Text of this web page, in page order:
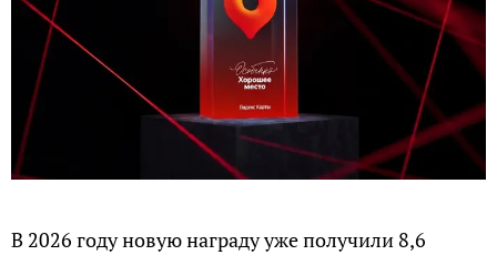
В 2026 году новую награду уже получили 8,6